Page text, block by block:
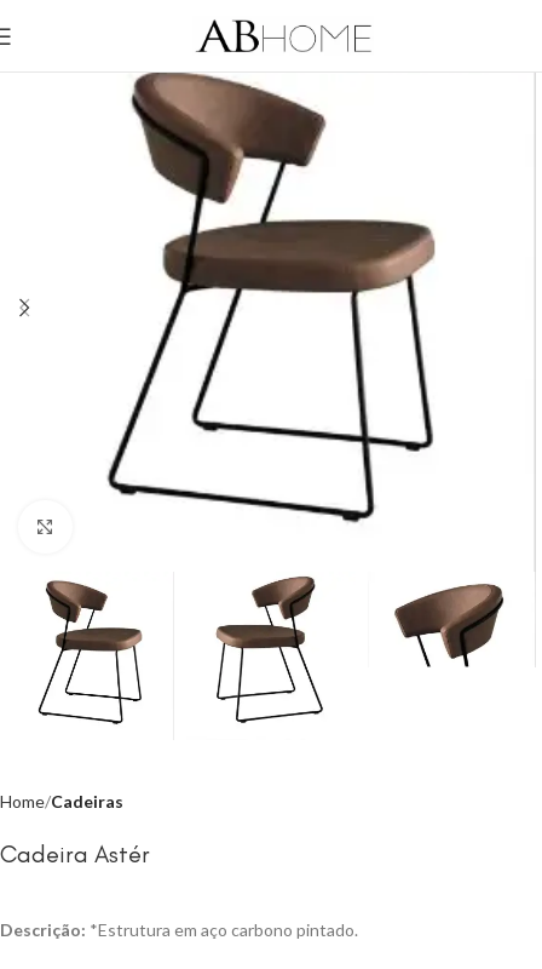
Home Cadeiras
Cadeira Astér
Descrição: *Estrutura em aço carbono pintado.